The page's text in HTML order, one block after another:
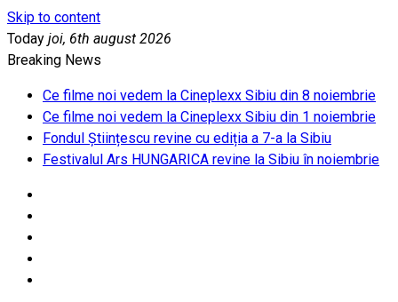
Skip to content
Today joi, 6th august 2026
Breaking News
Ce filme noi vedem la Cineplexx Sibiu din 8 noiembrie
Ce filme noi vedem la Cineplexx Sibiu din 1 noiembrie
Fondul Științescu revine cu ediția a 7-a la Sibiu
Festivalul Ars HUNGARICA revine la Sibiu în noiembrie